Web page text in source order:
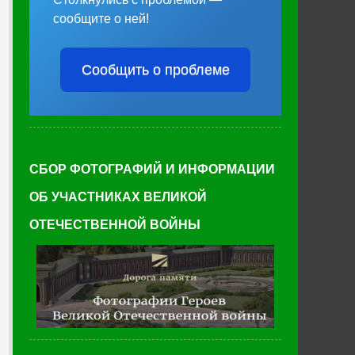
сообщите о ней!
Сообщить о проблеме
СБОР ФОТОГРАФИЙ И ИНФОРМАЦИИ
ОБ УЧАСТНИКАХ ВЕЛИКОЙ
ОТЕЧЕСТВЕННОЙ ВОЙНЫ